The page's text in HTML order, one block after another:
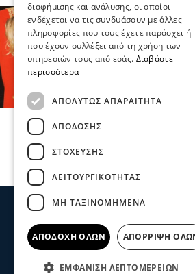
Ψυχαγωγία
Λίλα Μπακλέση: Η
φέρει στον κόσμο
04 Αυγ 2026, 19:37
διαφήμισης και ανάλυσης, οι οποίοι
ενδέχεται να τις συνδυάσουν με άλλες
πληροφορίες που τους έχετε παράσχει ή
που έχουν συλλέξει από τη χρήση των
υπηρεσιών τους από εσάς. Διαβάστε
περισσότερα
ΑΠΟΛΎΤΩΣ ΑΠΑΡΑΊΤΗΤΑ
ΑΠΌΔΟΣΗΣ
ΣΤΌΧΕΥΣΗΣ
ΛΕΙΤΟΥΡΓΙΚΌΤΗΤΑΣ
ΜΗ ΤΑΞΙΝΟΜΗΜΈΝΑ
ΑΠΟΔΟΧΉ ΌΛΩΝ ΑΠΌΡΡΙΨΗ
ΕΜΦΆΝΙΣΗ ΛΕΠΤΟΜΕΡΕΙΏΝ